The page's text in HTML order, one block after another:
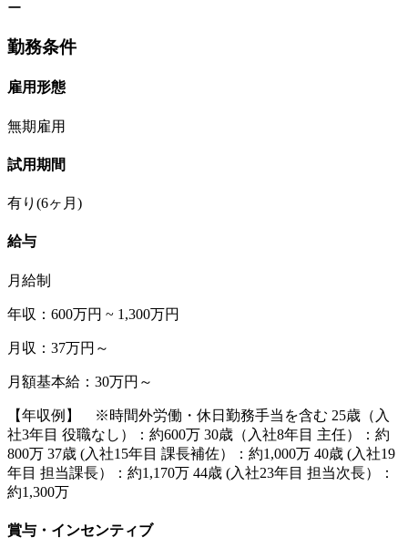
ー
勤務条件
雇用形態
無期雇用
試用期間
有り(6ヶ月)
給与
月給制
年収：600万円 ~ 1,300万円
月収：37万円～
月額基本給：30万円～
【年収例】 ※時間外労働・休日勤務手当を含む 25歳（入
社3年目 役職なし）：約600万 30歳（入社8年目 主任）：約
800万 37歳 (入社15年目 課長補佐）：約1,000万 40歳 (入社19
年目 担当課長）：約1,170万 44歳 (入社23年目 担当次長）：
約1,300万
賞与・インセンティブ